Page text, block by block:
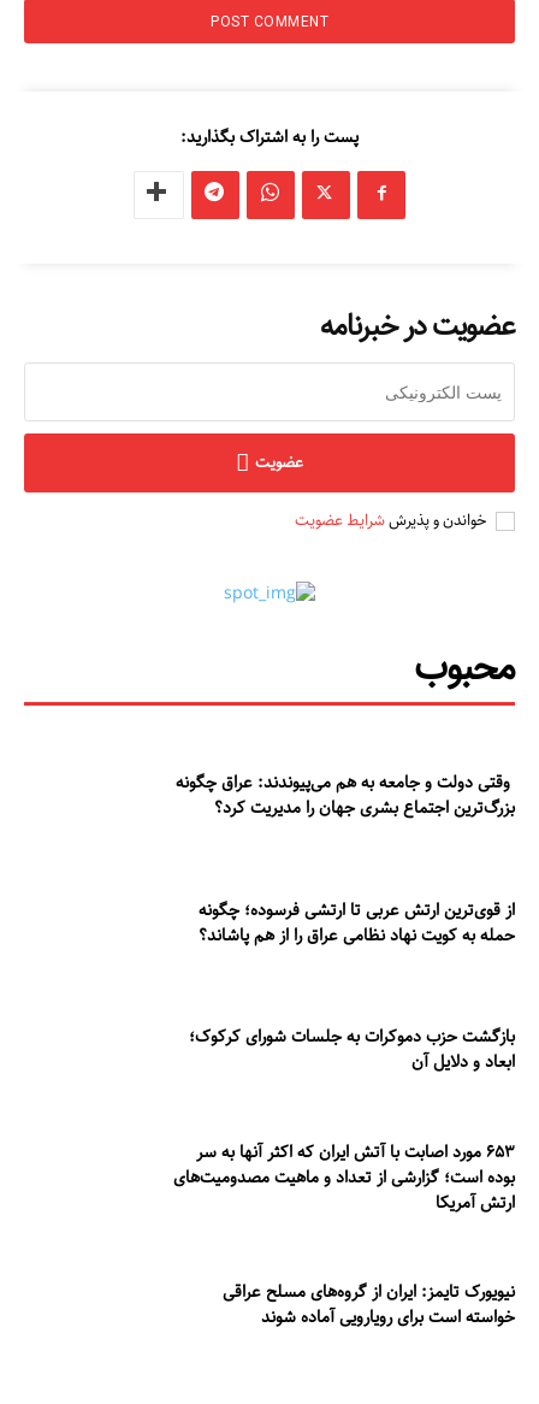
پست را به اشتراک بگذارید:
عضویت در خبرنامه
عضویت
خواندن و پذیرششرایط عضویت
محبوب
وقتی دولت و جامعه به هم می‌پیوندند: عراق چگونه
بزرگ‌ترین اجتماع بشری جهان را مدیریت کرد؟
از قوی‌ترین ارتش عربی تا ارتشی فرسوده؛ چگونه
حمله به کویت نهاد نظامی عراق را از هم پاشاند؟
بازگشت حزب دموکرات به جلسات شورای کرکوک؛
ابعاد و دلایل آن
۶۵۳ مورد اصابت با آتش ایران که اکثر آنها به سر
بوده است؛ گزارشی از تعداد و ماهیت مصدومیت‌های
ارتش آمریکا
نیویورک تایمز: ایران از گروه‌های مسلح عراقی
خواسته است برای رویارویی آماده شوند